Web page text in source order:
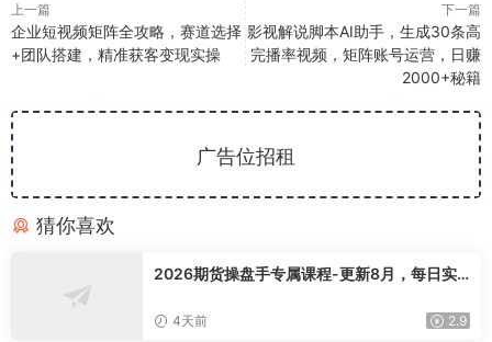
上一篇
企业短视频矩阵全攻略，赛道选择
+团队搭建，精准获客变现实操
下一篇
影视解说脚本AI助手，生成30条高
完播率视频，矩阵账号运营，日赚
2000+秘籍
广告位招租
猜你喜欢
2026期货操盘手专属课程-更新8月，每日实
4天前 2.9